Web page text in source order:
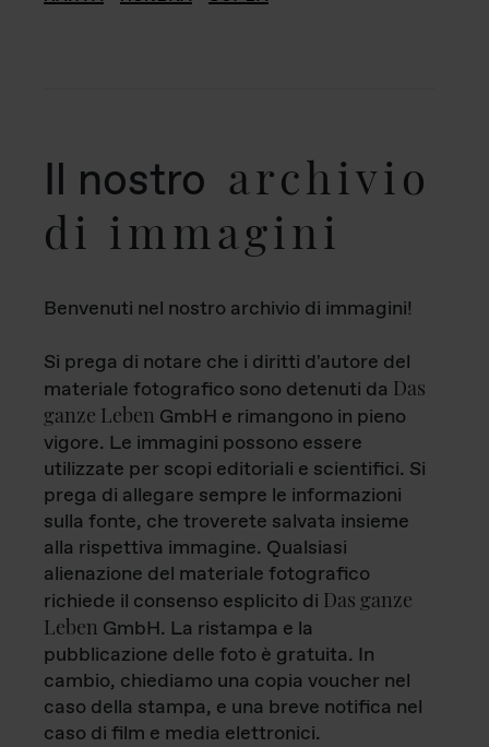
Il nostro archivio
di immagini
Benvenuti nel nostro archivio di immagini!
Si prega di notare che i diritti d'autore del
materiale fotografico sono detenuti da Das
ganze Leben GmbH e rimangono in pieno
vigore. Le immagini possono essere
utilizzate per scopi editoriali e scientifici. Si
prega di allegare sempre le informazioni
sulla fonte, che troverete salvata insieme
alla rispettiva immagine. Qualsiasi
alienazione del materiale fotografico
richiede il consenso esplicito di Das ganze
Leben GmbH. La ristampa e la
pubblicazione delle foto è gratuita. In
cambio, chiediamo una copia voucher nel
caso della stampa, e una breve notifica nel
caso di film e media elettronici.